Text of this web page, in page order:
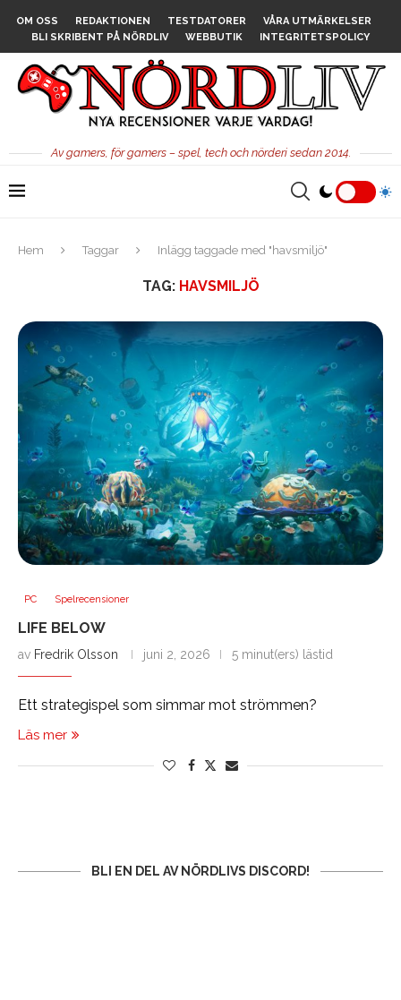
OM OSS REDAKTIONEN TESTDATORER
VÅRA UTMÄRKELSER
BLI SKRIBENT PÅ NÖRDLIV
WEBBUTIK INTEGRITETSPOLICY
Av gamers, för gamers – spel, tech och nörderi sedan 2014.
Hem Taggar Inlägg taggade med "havsmiljö"
TAG: HAVSMILJÖ
PC Spelrecensioner
LIFE BELOW
av Fredrik Olsson juni 2, 2026 5 minut(ers) lästid
Ett strategispel som simmar mot strömmen?
Läs mer
BLI EN DEL AV NÖRDLIVS DISCORD!